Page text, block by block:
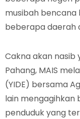
musibah bencana
beberapa daerah
Cakna akan nasib
Pahang, MAIS
(YIDE) bersama
lain mengagihkan
penduduk yang